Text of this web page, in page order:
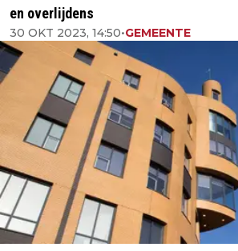
en overlijdens
30 OKT 2023, 14:50•GEMEENTE